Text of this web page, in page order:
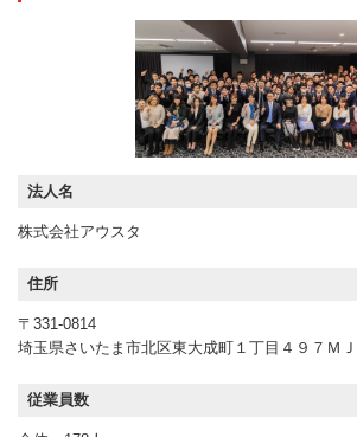
法人名
株式会社アウスタ
住所
〒331-0814
埼玉県さいたま市北区東大成町１丁目４９７Ｍ
従業員数